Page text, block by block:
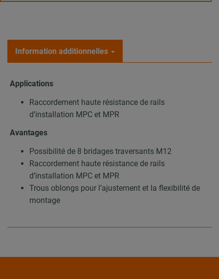
Information additionnelles
Applications
Raccordement haute résistance de rails
d’installation MPC et MPR
Avantages
Possibilité de 8 bridages traversants M12
Raccordement haute résistance de rails
d’installation MPC et MPR
Trous oblongs pour l’ajustement et la flexibilité de
montage